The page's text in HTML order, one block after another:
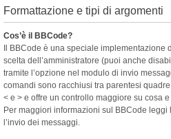
Formattazione e tipi di argomenti
Cos’è il BBCode?
Il BBCode è una speciale implementazione
scelta dell’amministratore (puoi anche
tramite l’opzione nel modulo di invio
comandi sono racchiusi tra parentesi
< e > e offre un controllo maggiore su cosa
Per maggiori informazioni sul BBCode
l’invio dei messaggi.